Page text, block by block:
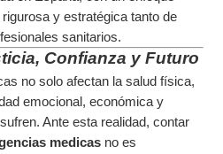
y estratégica tanto de
sanitarios.
Confianza y Futuro
no solo afectan la salud física,
emocional, económica y
Ante esta realidad, contar
medicas no es